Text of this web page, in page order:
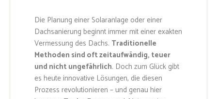
Die Planung einer Solaranlage oder einer
Dachsanierung beginnt immer mit einer exakten
Vermessung des Dachs. Traditionelle
Methoden sind oft zeitaufwändig, teuer
und nicht ungefährlich. Doch zum Glück gibt
es heute innovative Lösungen, die diesen
Prozess revolutionieren – und genau hier